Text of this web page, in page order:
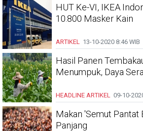
HUT Ke-VI, IKEA
10.800 Masker Kain
ARTIKEL 13-10-2020 8:46 WIB
Hasil Panen
Menumpuk, Daya
HEADLINE ARTIKEL 09-10-
Makan 'Semut Pantat
Panjang